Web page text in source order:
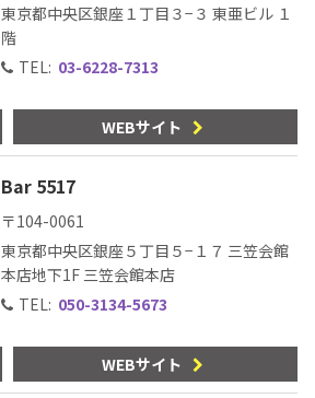
東京都中央区銀座１丁目３−３ 東亜ビル １
階
TEL: 03-6228-7313
WEBサイト
Bar 5517
〒104-0061
東京都中央区銀座５丁目５−１７ 三笠会館
本店地下1F 三笠会館本店
TEL: 050-3134-5673
WEBサイト